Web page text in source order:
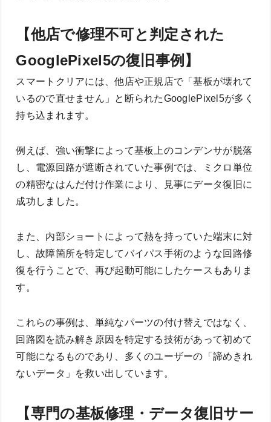
【他店で修理不可と判定された
GooglePixel5の復旧事例】
スマートクリアには、他店や正規店で「基板が壊れて
いるので直せません」と断られたGooglePixel5が多く
持ち込まれます。
例えば、強い衝撃によって基板上のコンデンサが脱落
し、電源回路が遮断されていた事例では、ミクロ単位
の精密なはんだ付け作業により、見事にデータ復旧に
成功しました。
また、内部ショートによって熱を持っていた端末に対
し、故障箇所を特定してバイパス手術のような回路修
復を行うことで、再び起動可能にしたケースもありま
す。
これらの事例は、単純なパーツの付け替えではなく、
回路図を読み解き原因を特定する技術があって初めて
可能になるものであり、多くのユーザーの「諦めきれ
ないデータ」を救い出しています。
【専門の基板修理・データ復旧サー